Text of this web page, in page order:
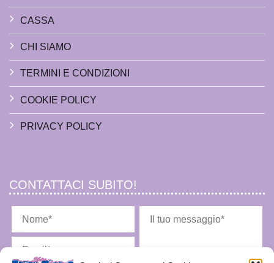
CASSA
CHI SIAMO
TERMINI E CONDIZIONI
COOKIE POLICY
PRIVACY POLICY
CONTATTACI SUBITO!